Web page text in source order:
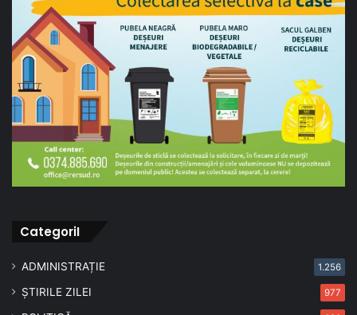
CategoriI
ADMINISTRAȚIE 1.256
ȘTIRILE ZILEI 977